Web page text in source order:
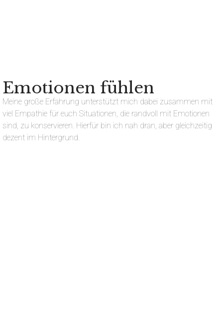
Emotionen fühlen
Meine große Erfahrung unterstützt mich dabei zusammen mit
viel Empathie für euch Situationen, die randvoll mit Emotionen
sind, zu konservieren. Hierfür bin ich nah dran, aber gleichzeitig
dezent im Hintergrund.